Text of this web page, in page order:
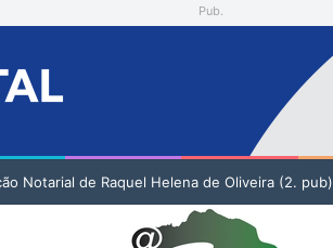
Pub.
Notarial de Raquel Helena de Oliveira (2. pub)